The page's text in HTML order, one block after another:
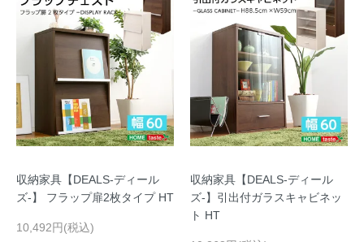
収納家具【DEALS-ディール
ズ-】 フラップ扉2枚タイプ HT
10,492円(税込)
収納家具【DEALS-ディール
ズ-】引出付ガラスキャビネッ
ト HT